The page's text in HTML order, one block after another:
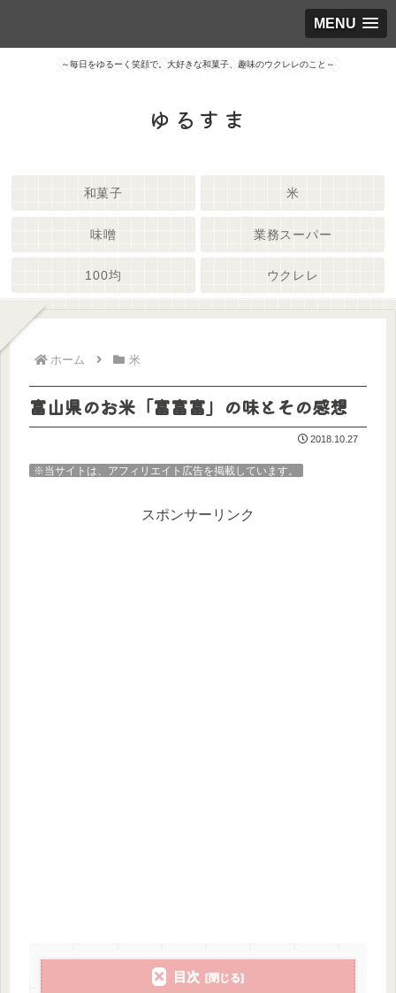
MENU
～毎日をゆるーく笑顔で。大好きな和菓子、趣味のウクレレのこと～
ゆるすま
和菓子 米
味噌 業務スーパー
100均 ウクレレ
ホーム 米
富山県のお米「富富富」の味とその感想
2018.10.27
※当サイトは、アフィリエイト広告を掲載しています。
スポンサーリンク
目次